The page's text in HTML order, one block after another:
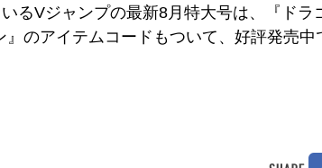
るVジャンプの最新8月特大号は、『ドラ
アイテムコードもついて、好評発売中